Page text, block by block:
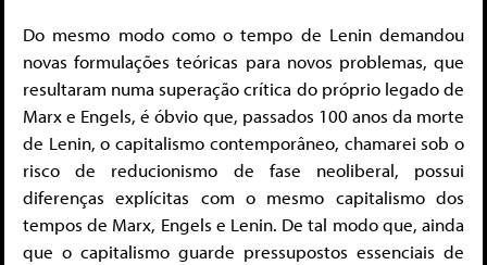
Do mesmo modo como o tempo de Lenin demandou
novas formulações teóricas para novos problemas, que
resultaram numa superação crítica do próprio legado de
Marx e Engels, é óbvio que, passados 100 anos da morte
de Lenin, o capitalismo contemporâneo, chamarei sob o
risco de reducionismo de fase neoliberal, possui
diferenças explícitas com o mesmo capitalismo dos
tempos de Marx, Engels e Lenin. De tal modo que, ainda
que o capitalismo guarde pressupostos essenciais de